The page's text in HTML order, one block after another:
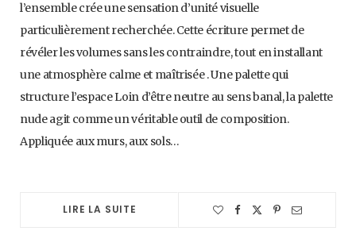
l’ensemble crée une sensation d’unité visuelle
particulièrement recherchée. Cette écriture permet de
révéler les volumes sans les contraindre, tout en installant
une atmosphère calme et maîtrisée . Une palette qui
structure l’espace Loin d’être neutre au sens banal, la palette
nude agit comme un véritable outil de composition.
Appliquée aux murs, aux sols…
LIRE LA SUITE